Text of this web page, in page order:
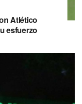
Atlético
esfuerzo